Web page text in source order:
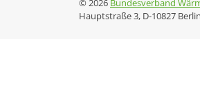
© 2026 Bundesverband
Hauptstraße 3, D-10827 Berlin